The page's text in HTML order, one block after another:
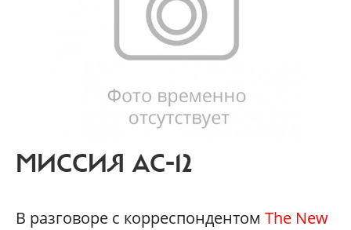
МИССИЯ АС-12
В разговоре с корреспондентом The New